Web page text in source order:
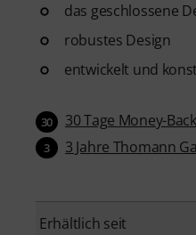
das geschlossene
robustes Design
entwickelt und
30 30 Tage Money-
3 3 Jahre Thomann
Erhältlich seit